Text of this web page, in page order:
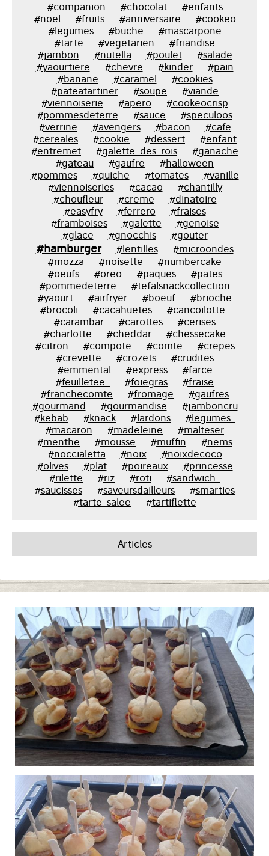
#companion #chocolat
#enfants
#noel
#fruits #anniversaire
#cookeo
#legumes
#buche
#mascarpone
#tarte
#vegetarien
#friandise
#jambon
#nutella #poulet
#salade
#yaourtiere
#chevre #kinder
#pain
#banane
#caramel
#cookies
#pateatartiner
#soupe
#viande
#viennoiserie
#apero
#cookeocrisp
#pommesdeterre
#sauce
#speculoos
#verrine
#avengers #bacon
#cafe
#cereales
#cookie #dessert
#enfant
#entremet
#galette_des_rois
#ganache
#gateau
#gaufre
#halloween
#pommes
#quiche #tomates
#vanille
#viennoiseries
#cacao
#chantilly
#choufleur
#creme
#dinatoire
#easyfry
#ferrero
#fraises
#framboises
#galette
#genoise
#glace
#gnocchis #gouter
#hamburger #lentilles
#microondes
#mozza
#noisette
#numbercake
#oeufs
#oreo #paques
#pates
#pommedeterre
#tefalsnackcollection
#yaourt
#airfryer #boeuf
#brioche
#brocoli
#cacahuetes
#cancoilotte_
#carambar
#carottes
#cerises
#charlotte
#cheddar
#chessecake
#citron
#compote #comte
#crepes
#crevette
#crozets
#crudites
#emmental
#express
#farce
#feuilletee_
#foiegras
#fraise
#franchecomte
#fromage
#gaufres
#gourmand
#gourmandise
#jamboncru
#kebab
#knack #lardons
#legumes_
#macaron
#madeleine
#malteser
#menthe
#mousse #muffin
#nems
#noccialetta
#noix
#noixdecoco
#olives
#plat #poireaux
#princesse
#rilette
#riz #roti
#sandwich_
#saucisses
#saveursdailleurs
#smarties
#tarte_salee
#tartiflette
Articles
0
Mini hamburger